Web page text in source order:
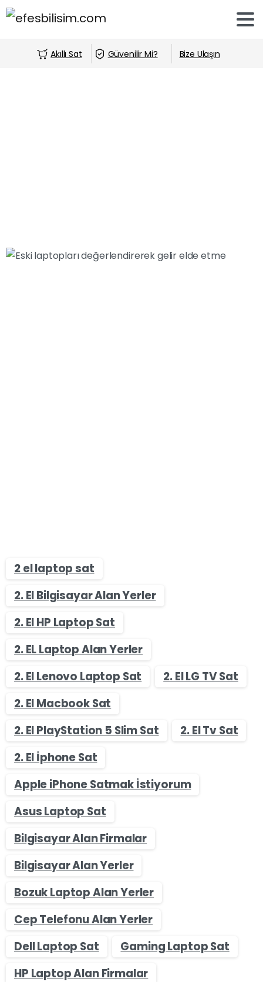
Akıllı Sat Güvenilir Mi? Bize Ulaşın
2 el laptop sat
2. El Bilgisayar Alan Yerler
2. El HP Laptop Sat
2. EL Laptop Alan Yerler
2. El Lenovo Laptop Sat
2. El LG TV Sat
2. El Macbook Sat
2. El PlayStation 5 Slim Sat
2. El Tv Sat
2. El İphone Sat
Apple iPhone Satmak İstiyorum
Asus Laptop Sat
Bilgisayar Alan Firmalar
Bilgisayar Alan Yerler
Bozuk Laptop Alan Yerler
Cep Telefonu Alan Yerler
Dell Laptop Sat
Gaming Laptop Sat
HP Laptop Alan Firmalar